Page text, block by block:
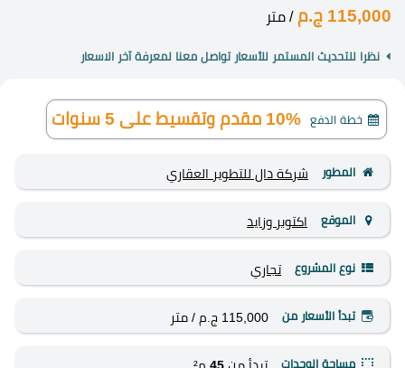
115,000 ج.م / متر
نظرا للتحديث المستمر للأسعار تواصل معنا لمعرفة آخر الاسعار
خطة الدفع 10% مقدم وتقسيط على 5 سنوات
المطور شركة دال للتطوير العقاري
الموقع اكتوبر وزايد
نوع المشروع تجاري
تبدأ الأسعار من 115,000 ج.م / متر
مساحة الوحدات